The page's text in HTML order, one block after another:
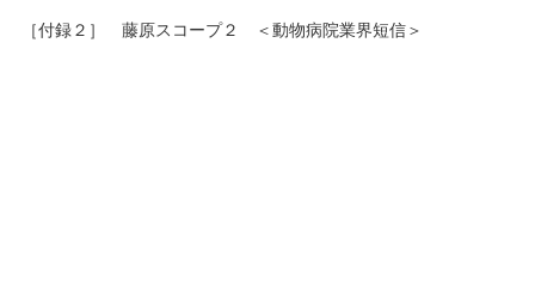
［付録２］ 藤原スコープ２ ＜動物病院業界短信＞